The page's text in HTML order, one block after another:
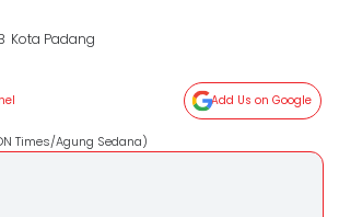
Kota Padang
Add Us on Google
Times/Agung Sedana)